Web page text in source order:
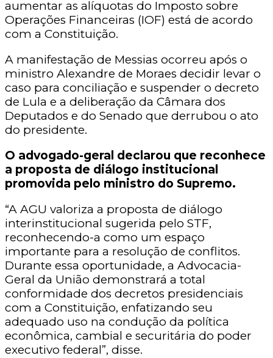
aumentar as alíquotas do Imposto sobre
Operações Financeiras (IOF) está de acordo
com a Constituição.
A manifestação de Messias ocorreu após o
ministro Alexandre de Moraes decidir levar o
caso para conciliação e suspender o decreto
de Lula e a deliberação da Câmara dos
Deputados e do Senado que derrubou o ato
do presidente.
O advogado-geral declarou que reconhece
a proposta de diálogo institucional
promovida pelo ministro do Supremo.
“A AGU valoriza a proposta de diálogo
interinstitucional sugerida pelo STF,
reconhecendo-a como um espaço
importante para a resolução de conflitos.
Durante essa oportunidade, a Advocacia-
Geral da União demonstrará a total
conformidade dos decretos presidenciais
com a Constituição, enfatizando seu
adequado uso na condução da política
econômica, cambial e securitária do poder
executivo federal”, disse.